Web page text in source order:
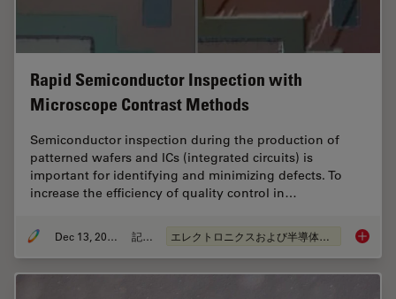
Rapid Semiconductor Inspection with
Microscope Contrast Methods
Semiconductor inspection during the production of
patterned wafers and ICs (integrated circuits) is
important for identifying and minimizing defects. To
increase the efficiency of quality control in…
Dec 13, 2023 記事 エレクトロニクスおよび半導体産業 Rapid